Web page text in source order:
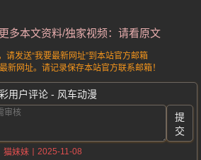
多本文资料/独家视频：请看原文
请发送“我要最新网址”到本站官方邮箱
新网址。请记录保存本站官方联系邮箱！
用户评论 - 风车动漫
提
交
猫妹妹
2025-11-08